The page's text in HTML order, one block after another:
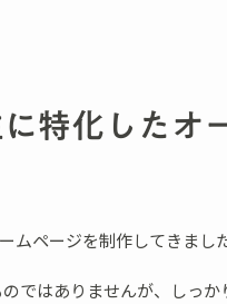
特化したオ
ムページを制作してきました
ではありませんが、しっ